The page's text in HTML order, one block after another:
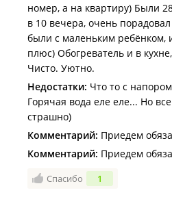
номер, а на квартиру) Были
в 10 вечера, очень
были с маленьким ребёнком,
плюс) Обогреватель и в
Чисто. Уютно.
Недостатки: Что то с
Горячая вода еле еле... Но
страшно)
Комментарий: Приедем
Комментарий: Приедем
Спасибо 1